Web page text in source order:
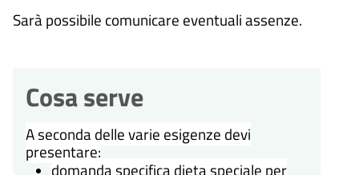
Sarà possibile comunicare eventuali assenze.
Cosa serve
A seconda delle varie esigenze devi
presentare:
domanda specifica dieta speciale per